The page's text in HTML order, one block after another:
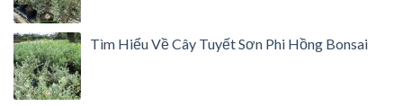
Tìm Hiểu Về Cây Tuyết Sơn Phi Hồng Bonsai